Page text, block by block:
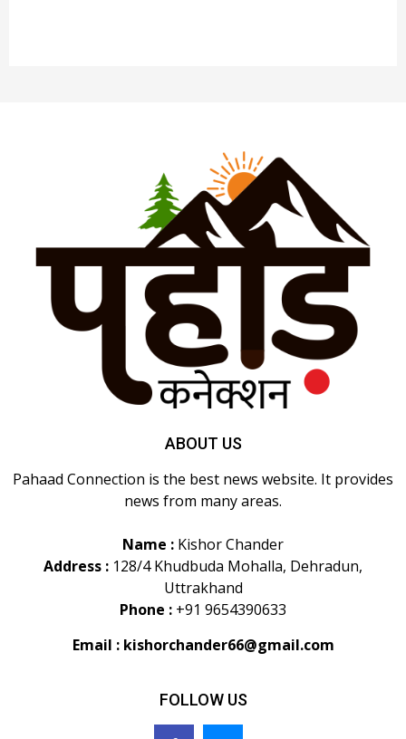
ABOUT US
Pahaad Connection is the best news website. It provides
news from many areas.
Name : Kishor Chander
Address : 128/4 Khudbuda Mohalla, Dehradun,
Uttrakhand
Phone : +91 9654390633
Email : kishorchander66@gmail.com
FOLLOW US